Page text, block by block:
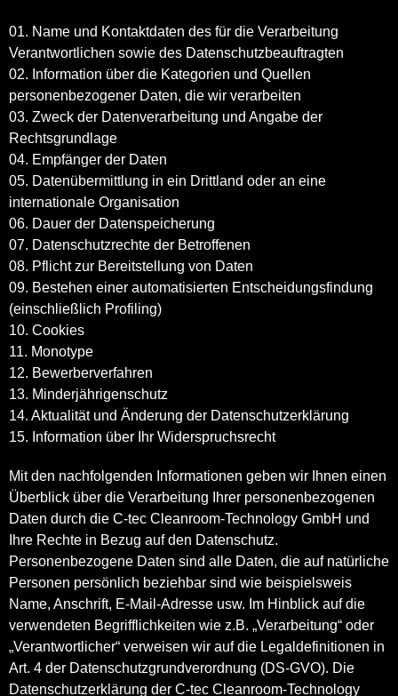
01. Name und Kontaktdaten des für die Verarbeitung
Verantwortlichen sowie des Datenschutzbeauftragten
02. Information über die Kategorien und Quellen
personenbezogener Daten, die wir verarbeiten
03. Zweck der Datenverarbeitung und Angabe der
Rechtsgrundlage
04. Empfänger der Daten
05. Datenübermittlung in ein Drittland oder an eine
internationale Organisation
06. Dauer der Datenspeicherung
07. Datenschutzrechte der Betroffenen
08. Pflicht zur Bereitstellung von Daten
09. Bestehen einer automatisierten Entscheidungsfindung
(einschließlich Profiling)
10. Cookies
11. Monotype
12. Bewerberverfahren
13. Minderjährigenschutz
14. Aktualität und Änderung der Datenschutzerklärung
15. Information über Ihr Widerspruchsrecht
Mit den nachfolgenden Informationen geben wir Ihnen einen
Überblick über die Verarbeitung Ihrer personenbezogenen
Daten durch die C-tec Cleanroom-Technology GmbH und
Ihre Rechte in Bezug auf den Datenschutz.
Personenbezogene Daten sind alle Daten, die auf natürliche
Personen persönlich beziehbar sind wie beispielsweis
Name, Anschrift, E-Mail-Adresse usw. Im Hinblick auf die
verwendeten Begrifflichkeiten wie z.B. „Verarbeitung“ oder
„Verantwortlicher“ verweisen wir auf die Legaldefinitionen in
Art. 4 der Datenschutzgrundverordnung (DS-GVO). Die
Datenschutzerklärung der C-tec Cleanroom-Technology